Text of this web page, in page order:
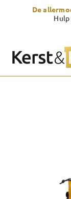
De
Hulp
Over Kerst